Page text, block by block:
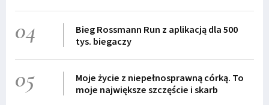
04
Bieg Rossmann Run z aplikacją dla 500
tys. biegaczy
05
Moje życie z niepełnosprawną córką. To
moje największe szczęście i skarb